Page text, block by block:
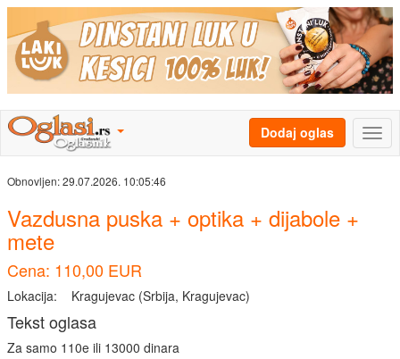
Dodaj oglas
Obnovljen:29.07.2026. 10:05:46
Vazdusna puska + optika + dijabole +
mete
Cena: 110,00 EUR
Lokacija: Kragujevac (Srbija, Kragujevac)
Tekst oglasa
Za samo 110e ili 13000 dinara